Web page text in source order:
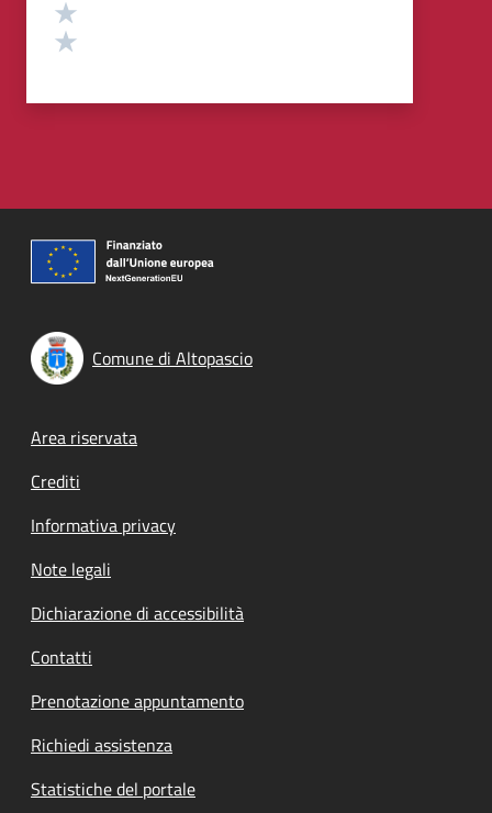
Comune di Altopascio
Footer menu
Area riservata
Crediti
Informativa privacy
Note legali
Dichiarazione di accessibilità
Contatti
Prenotazione appuntamento
Richiedi assistenza
Statistiche del portale